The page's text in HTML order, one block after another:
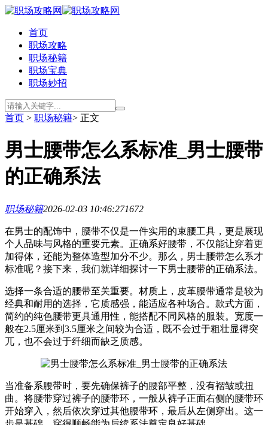
首页
职场攻略
职场秘籍
职场宝典
职场妙招
首页 > 职场秘籍> 正文
男士腰带怎么系标准_男士腰带
的正确系法
职场秘籍2026-02-03 10:46:271672
在男士的配饰中，腰带不仅是一件实用的束腰工具，更是展现
个人品味与风格的重要元素。正确系好腰带，不仅能让穿着更
加得体，还能为整体造型加分不少。那么，男士腰带怎么系才
标准呢？接下来，我们就详细探讨一下男士腰带的正确系法。
选择一条合适的腰带至关重要。材质上，皮革腰带通常是较为
经典和耐用的选择，它质感强，能适应各种场合。款式方面，
简约的纯色腰带更具通用性，能搭配不同风格的服装。宽度一
般在2.5厘米到3.5厘米之间较为合适，既不会过于粗壮显得突
兀，也不会过于纤细而缺乏质感。
当准备系腰带时，要先确保裤子的腰部平整，没有褶皱或扭
曲。将腰带穿过裤子的腰带环，一般从裤子正面右侧的腰带环
开始穿入，然后依次穿过其他腰带环，最后从左侧穿出。这一